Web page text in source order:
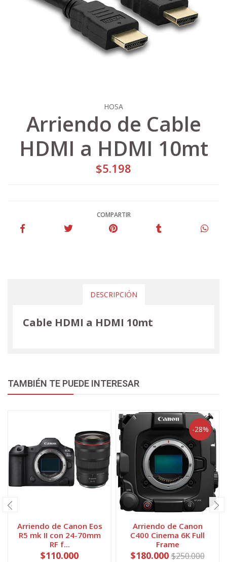
HOSA
Arriendo de Cable
HDMI a HDMI 10mt
$5.198
COMPARTIR
DESCRIPCIÓN
Cable HDMI a HDMI 10mt
TAMBIÉN TE PUEDE INTERESAR
Arriendo de Canon Eos
R5 mk II con 24-70mm
RF f...
$110.000
-28%
Arriendo de Canon
C400 Cinema 6K Full
Frame
$180.000$250.000